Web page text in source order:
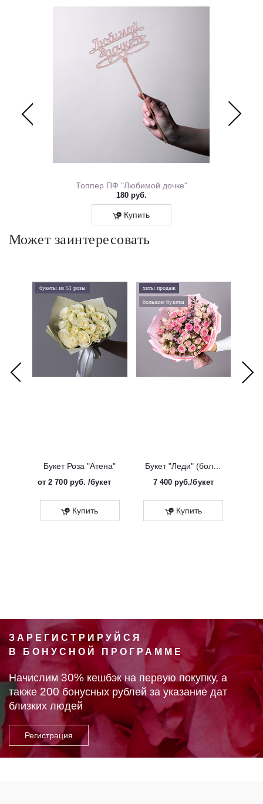
Топпер ПФ "Любимой дочке"
180 руб.
Купить
Может заинтересовать
букеты из 51 розы
Букет Роза "Атена"
от2 700 руб. /букет
Купить
хиты продаж
большие букеты
Букет "Леди" (большой)
7 400 руб./букет
Купить
ЗАРЕГИСТРИРУЙСЯ
В БОНУСНОЙ ПРОГРАММЕ
Начислим 30% кешбэк на первую покупку, а
также 200 бонусных рублей за указание дат
близких людей